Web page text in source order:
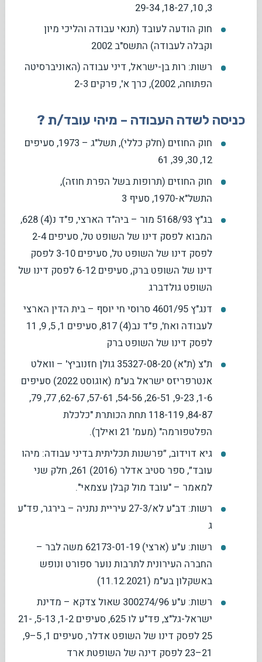
3, 10, 18-27, 29-34
חוק הודעה לעובד (תנאי עבודה והליכי מיון
וקבלה לעבודה) התשס"ב 2002
רשות: רות בן-ישראל, דיני עבודה (האוניברסיטה
הפתוחה, 2002), כרך א', פרקים 2-3
כניסה לשדה העבודה – מיהי עובד/ת ?
חוק החוזים (חלק כללי), תשל"ג – 1973, סעיפים
12, 30, 39, 61
חוק החוזים (תרופות בשל הפרת חוזה),
התשל"א-1970, סעיף 3
בג"ץ 5168/93 מור – ביה"ד הארצי, פ"ד נ(4) 628,
המבוא לפסק דינו של השופט טל, סעיפים 2-4
לפסק דינו של השופט טל, סעיפים 3-10 לפסק
דינו של השופט ברק, סעיפים 6-12 לפסק דינו של
השופט גולדברג
דנג"ץ 4601/95 סרוסי חי יוסף – בית הדין הארצי
לעבודה ואח', פ"ד נב(4) 817, סעיפים 1, 5, 9, 11
לפסק דינו של השופט ברק
ת"צ (ת"א) 35327-08-20 גולן חזנוביץ' – וואלט
אנטרפריזס ישראל בע"מ (אוגוסט 2022) סעיפים
1-6, 9-23, 26-51, 54-56, 57-61, 62-67, 77, 79,
84-87, 118-119 תחת הכותרת "כלכלת
הפלטפורמה" (מעמ' 21 ואילך).
גיא דוידוב, ״פרשנות תכליתית בדיני עבודה: מיהו
עובד״, ספר סטיב אדלר (2016) 261, חלק שני
למאמר – "עובד מול קבלן עצמאי".
רשות: דב"ע לא/27-3 עיריית נתניה – בירגר, פד"ע
ג
רשות: ע"ע (ארצי) 62173-01-19 משה לבר –
החברה העירונית לתרבות נוער ספורט ונופש
באשקלון בע"מ (11.12.2021)
רשות: ע"ע 300274/96 שאול צדקא – מדינת
ישראל-גל"צ, פד"ע לו 625, סעיפים 1-2, 5-13, 21-
25 לפסק דינו של השופט אדלר, סעיפים 1, 5–9,
21–23 לפסק דינה של השופטת ארד